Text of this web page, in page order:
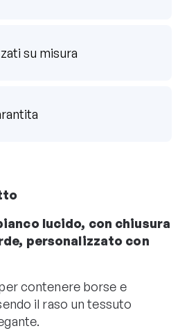
su misura
lucido, con chiusura
personalizzato con
contenere borse e
il raso un tessuto